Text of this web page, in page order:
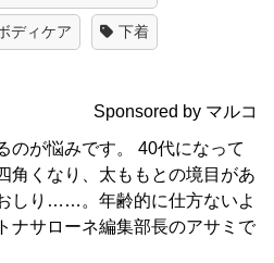
ディケア 下着
Sponsored by マルコ
のが悩みです。 40代になって
角くなり、太ももとの境目があ
しり……。年齢的に仕方ないよ
ナサローネ編集部長のアサミで